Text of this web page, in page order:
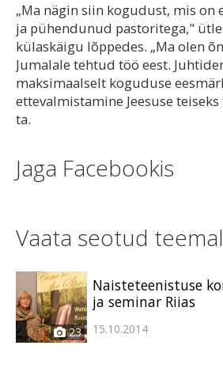
„Ma nägin siin kogudust, mis on
ja pühendunud pastoritega,"
külaskäigu lõppedes. „Ma olen
Jumalale tehtud töö eest.
maksimaalselt koguduse
ettevalmistamine Jeesuse
ta.
Jaga Facebookis
Vaata seotud teemal
23
Naisteteenistuse
ja seminar Riias
15.10.2014